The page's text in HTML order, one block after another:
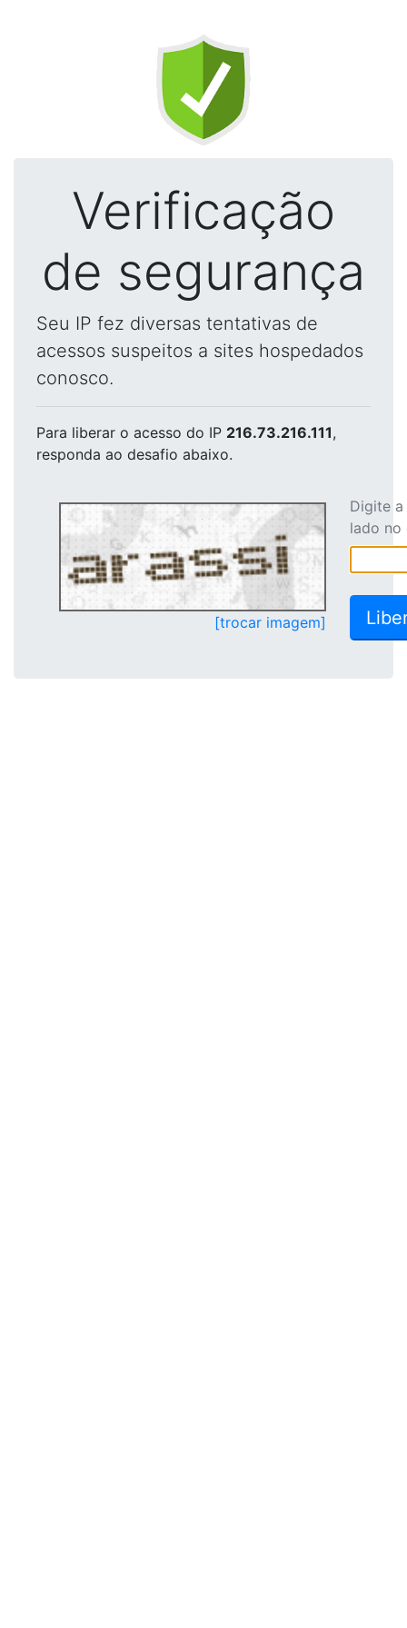
Verificação
de segurança
Seu IP fez diversas tentativas de
acessos suspeitos a sites hospedados
conosco.
Para liberar o acesso do IP 216.73.216.111,
responda ao desafio abaixo.
[trocar imagem]
Digite
lado no